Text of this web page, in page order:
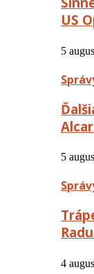
US
5
5
4